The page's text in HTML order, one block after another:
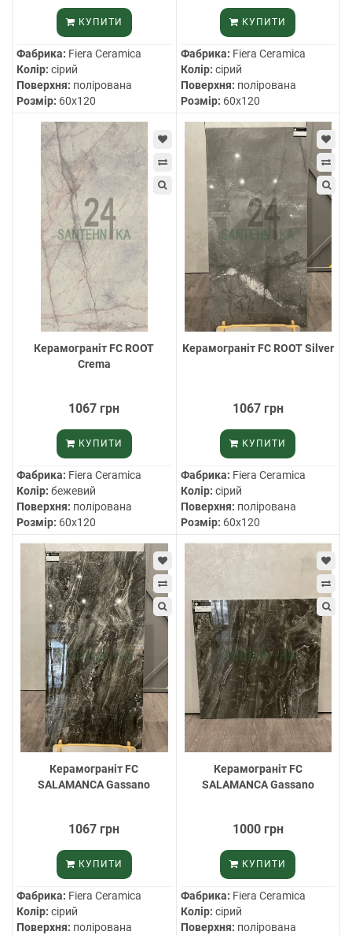
КУПИТИ
Фабрика: Fiera Ceramica
Колір: сірий
Поверхня: полірована
Розмір: 60х120
КУПИТИ
Фабрика: Fiera Ceramica
Колір: сірий
Поверхня: полірована
Розмір: 60х120
Керамограніт FC ROOT
Crema
1067 грн
КУПИТИ
Фабрика: Fiera Ceramica
Колір: бежевий
Поверхня: полірована
Розмір: 60х120
Керамограніт FC ROOT Silver
1067 грн
КУПИТИ
Фабрика: Fiera Ceramica
Колір: сірий
Поверхня: полірована
Розмір: 60х120
Керамограніт FC
SALAMANCA Gassano
1067 грн
КУПИТИ
Фабрика: Fiera Ceramica
Колір: сірий
Поверхня: полірована
Керамограніт FC
SALAMANCA Gassano
1000 грн
КУПИТИ
Фабрика: Fiera Ceramica
Колір: сірий
Поверхня: полірована